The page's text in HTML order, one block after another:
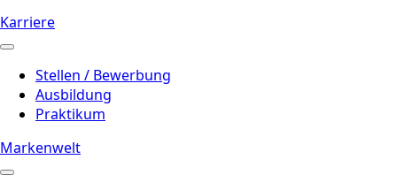
Karriere
Stellen / Bewerbung
Ausbildung
Praktikum
Markenwelt